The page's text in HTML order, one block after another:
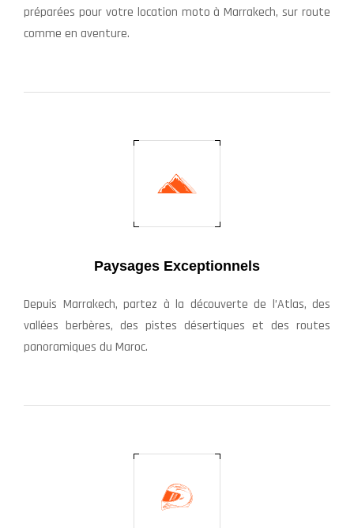
préparées pour votre location moto à Marrakech, sur route
comme en aventure.
Paysages Exceptionnels
Depuis Marrakech, partez à la découverte de l’Atlas, des
vallées berbères, des pistes désertiques et des routes
panoramiques du Maroc.